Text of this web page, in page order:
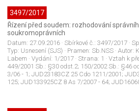
3497/2017
Řízení před soudem: rozhodování
soukromoprávních
Datum: 27.09.2016 · Sbírkové č.: 3497/2017 ·
Typ: Usnesení (SJS) · Pramen: Sb.NSS · Autor:
Labem · Vydání: 1/2017 · Strana: 1 · Vztah k
449/2001 Sb.: §30 odst.2; 150/2002 Sb.: §46
3/06 - 1; JUD23183CZ 25 Cdo 1211/2001;
125; JUD133925CZ 8 As 7/2007 - 64;